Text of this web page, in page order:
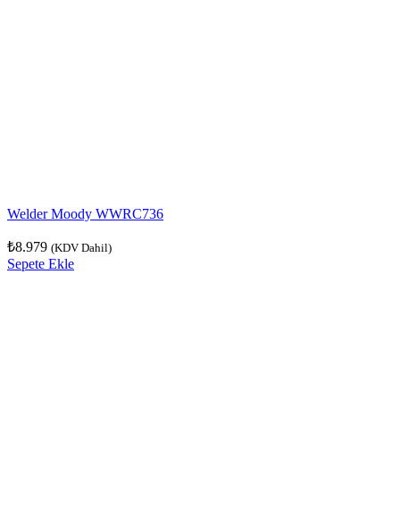
Welder Moody WWRC736
₺8.979 (KDV Dahil)
Sepete Ekle